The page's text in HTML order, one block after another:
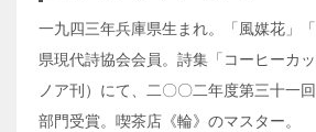
一九四三年兵庫県生まれ。「風媒花」
県現代詩協会会員。詩集「コーヒーカ
ノア刊）にて、二〇〇二年度第三十一
部門受賞。喫茶店《輪》のマスター。